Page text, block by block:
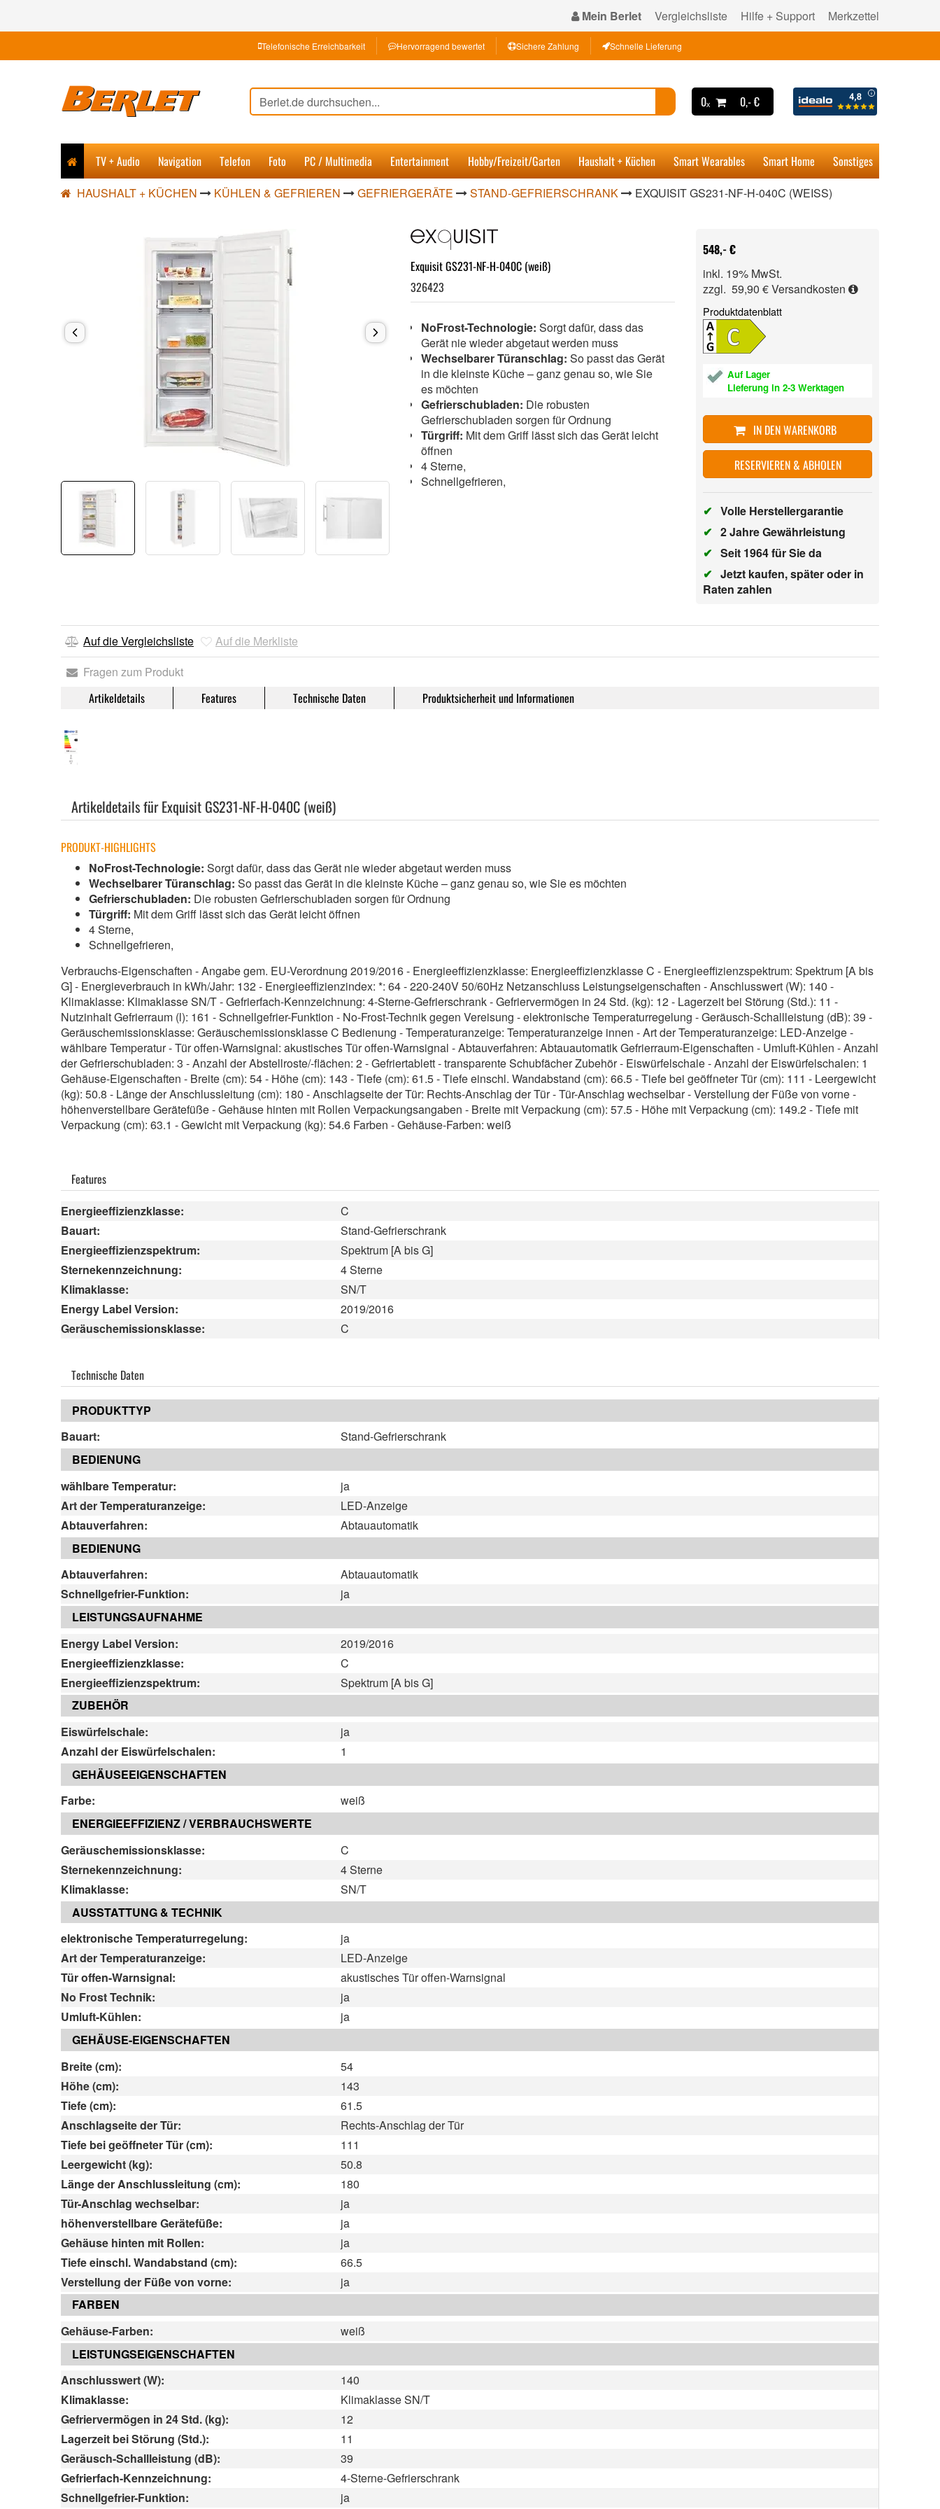
Mein Berlet Vergleichsliste Hilfe + Support Merkzettel
Telefonische Erreichbarkeit Hervorragend bewertet Sichere Zahlung Schnelle Lieferung
0ₓ 0,- €
TV + Audio Navigation Telefon Foto PC / Multimedia Entertainment Hobby/Freizeit/Garten Haushalt + Küchen Smart Wearables Smart Home Sonstiges
HAUSHALT + KÜCHEN KÜHLEN & GEFRIEREN GEFRIERGERÄTE STAND-GEFRIERSCHRANK EXQUISIT GS231-NF-H-040C (WEISS)
Exquisit GS231-NF-H-040C (weiß)
326423
NoFrost-Technologie: Sorgt dafür, dass das
Gerät nie wieder abgetaut werden muss
Wechselbarer Türanschlag: So passt das Gerät
in die kleinste Küche – ganz genau so, wie Sie
es möchten
Gefrierschubladen: Die robusten
Gefrierschubladen sorgen für Ordnung
Türgriff: Mit dem Griff lässt sich das Gerät leicht
öffnen
4 Sterne,
Schnellgefrieren,
548,- €
inkl. 19% MwSt.
zzgl. 59,90 €Versandkosten
Produktdatenblatt
Auf Lager
Lieferung in 2-3 Werktagen
IN DEN WARENKORB
RESERVIEREN & ABHOLEN
✔ Volle Herstellergarantie
✔ 2 Jahre Gewährleistung
✔ Seit 1964 für Sie da
✔ Jetzt kaufen, später oder in
Raten zahlen
Auf die Vergleichsliste
Auf die Merkliste
Fragen zum Produkt
Artikeldetails Features Technische Daten Produktsicherheit und Informationen
Artikeldetails für Exquisit GS231-NF-H-040C (weiß)
PRODUKT-HIGHLIGHTS
NoFrost-Technologie: Sorgt dafür, dass das Gerät nie wieder abgetaut werden muss
Wechselbarer Türanschlag: So passt das Gerät in die kleinste Küche – ganz genau so, wie Sie es möchten
Gefrierschubladen: Die robusten Gefrierschubladen sorgen für Ordnung
Türgriff: Mit dem Griff lässt sich das Gerät leicht öffnen
4 Sterne,
Schnellgefrieren,
Verbrauchs-Eigenschaften - Angabe gem. EU-Verordnung 2019/2016 - Energieeffizienzklasse: Energieeffizienzklasse C - Energieeffizienzspektrum: Spektrum [A bis
G] - Energieverbrauch in kWh/Jahr: 132 - Energieeffizienzindex: *: 64 - 220-240V 50/60Hz Netzanschluss Leistungseigenschaften - Anschlusswert (W): 140 -
Klimaklasse: Klimaklasse SN/T - Gefrierfach-Kennzeichnung: 4-Sterne-Gefrierschrank - Gefriervermögen in 24 Std. (kg): 12 - Lagerzeit bei Störung (Std.): 11 -
Nutzinhalt Gefrierraum (l): 161 - Schnellgefrier-Funktion - No-Frost-Technik gegen Vereisung - elektronische Temperaturregelung - Geräusch-Schallleistung (dB): 39 -
Geräuschemissionsklasse: Geräuschemissionsklasse C Bedienung - Temperaturanzeige: Temperaturanzeige innen - Art der Temperaturanzeige: LED-Anzeige -
wählbare Temperatur - Tür offen-Warnsignal: akustisches Tür offen-Warnsignal - Abtauverfahren: Abtauautomatik Gefrierraum-Eigenschaften - Umluft-Kühlen - Anzahl
der Gefrierschubladen: 3 - Anzahl der Abstellroste/-flächen: 2 - Gefriertablett - transparente Schubfächer Zubehör - Eiswürfelschale - Anzahl der Eiswürfelschalen: 1
Gehäuse-Eigenschaften - Breite (cm): 54 - Höhe (cm): 143 - Tiefe (cm): 61.5 - Tiefe einschl. Wandabstand (cm): 66.5 - Tiefe bei geöffneter Tür (cm): 111 - Leergewicht
(kg): 50.8 - Länge der Anschlussleitung (cm): 180 - Anschlagseite der Tür: Rechts-Anschlag der Tür - Tür-Anschlag wechselbar - Verstellung der Füße von vorne -
höhenverstellbare Gerätefüße - Gehäuse hinten mit Rollen Verpackungsangaben - Breite mit Verpackung (cm): 57.5 - Höhe mit Verpackung (cm): 149.2 - Tiefe mit
Verpackung (cm): 63.1 - Gewicht mit Verpackung (kg): 54.6 Farben - Gehäuse-Farben: weiß
Features
Energieeffizienzklasse:
C
Bauart:
Stand-Gefrierschrank
Energieeffizienzspektrum:
Spektrum [A bis G]
Sternekennzeichnung:
4 Sterne
Klimaklasse:
SN/T
Energy Label Version:
2019/2016
Geräuschemissionsklasse:
C
Technische Daten
PRODUKTTYP
Bauart:
Stand-Gefrierschrank
BEDIENUNG
wählbare Temperatur:
ja
Art der Temperaturanzeige:
LED-Anzeige
Abtauverfahren:
Abtauautomatik
BEDIENUNG
Abtauverfahren:
Abtauautomatik
Schnellgefrier-Funktion:
ja
LEISTUNGSAUFNAHME
Energy Label Version:
2019/2016
Energieeffizienzklasse:
C
Energieeffizienzspektrum:
Spektrum [A bis G]
ZUBEHÖR
Eiswürfelschale:
ja
Anzahl der Eiswürfelschalen:
1
GEHÄUSEEIGENSCHAFTEN
Farbe:
weiß
ENERGIEEFFIZIENZ / VERBRAUCHSWERTE
Geräuschemissionsklasse:
C
Sternekennzeichnung:
4 Sterne
Klimaklasse:
SN/T
AUSSTATTUNG & TECHNIK
elektronische Temperaturregelung:
ja
Art der Temperaturanzeige:
LED-Anzeige
Tür offen-Warnsignal:
akustisches Tür offen-Warnsignal
No Frost Technik:
ja
Umluft-Kühlen:
ja
GEHÄUSE-EIGENSCHAFTEN
Breite (cm):
54
Höhe (cm):
143
Tiefe (cm):
61.5
Anschlagseite der Tür:
Rechts-Anschlag der Tür
Tiefe bei geöffneter Tür (cm):
111
Leergewicht (kg):
50.8
Länge der Anschlussleitung (cm):
180
Tür-Anschlag wechselbar:
ja
höhenverstellbare Gerätefüße:
ja
Gehäuse hinten mit Rollen:
ja
Tiefe einschl. Wandabstand (cm):
66.5
Verstellung der Füße von vorne:
ja
FARBEN
Gehäuse-Farben:
weiß
LEISTUNGSEIGENSCHAFTEN
Anschlusswert (W):
140
Klimaklasse:
Klimaklasse SN/T
Gefriervermögen in 24 Std. (kg):
12
Lagerzeit bei Störung (Std.):
11
Geräusch-Schallleistung (dB):
39
Gefrierfach-Kennzeichnung:
4-Sterne-Gefrierschrank
Schnellgefrier-Funktion:
ja